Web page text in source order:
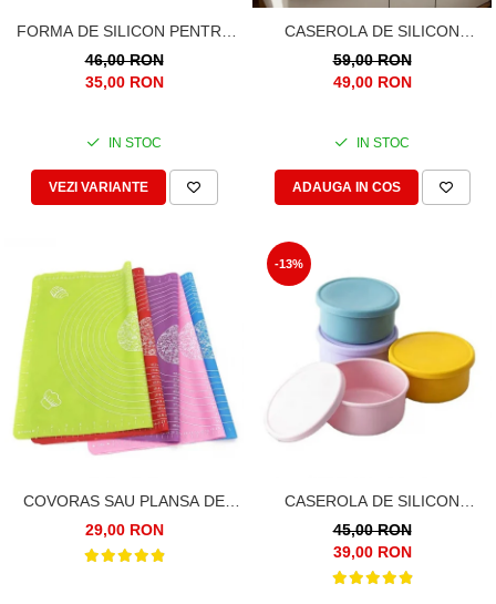
FORMA DE SILICON PENTRU
INGHETATA. INIMA SI CERC.
46,00 RON
35,00 RON
IN STOC
VEZI VARIANTE
CASEROLA DE SILICON
PREMIUM, DREPTUNGHIULARA,
700ML
59,00 RON
49,00 RON
IN STOC
ADAUGA IN COS
COVORAS SAU PLANSA DE
SILICON ALIMENTAR, PENTRU
FRAMANTAT ALUAT, 40X50CM
29,00 RON
-13%
CASEROLA DE SILICON
ROTUNDA SI SOLIDA. 750ML.
DIAMETRU 14CM
45,00 RON
39,00 RON